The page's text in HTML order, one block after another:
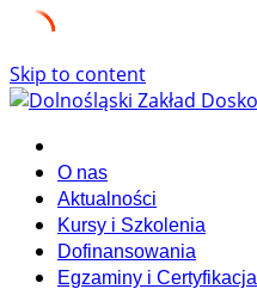
Skip to content
O nas
Aktualności
Kursy i Szkolenia
Dofinansowania
Egzaminy i Certyfikacja